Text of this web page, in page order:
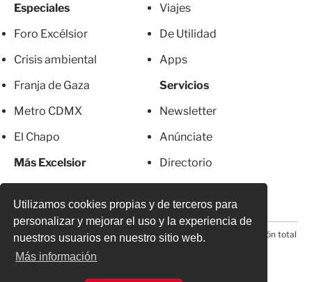
Utilizamos cookies propias y de terceros para
personalizar y mejorar el uso y la experiencia de
nuestros usuarios en nuestro sitio web.
Más información
Especiales
Foro Excélsior
Crisis ambiental
Franja de Gaza
Metro CDMX
El Chapo
Más Excelsior
Viajes
De Utilidad
Apps
Servicios
Newsletter
Anúnciate
Directorio
© 2026 Todos los derechos reservados. Prohibida la reproducción total
o parcial, incluyendo cualquier medio electrónico*